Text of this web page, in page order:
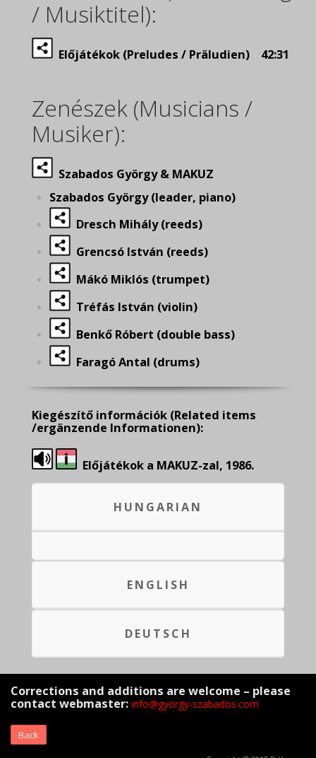
/ Musiktitel):
Előjátékok (Preludes / Präludien) 42:31
Zenészek (Musicians /
Musiker):
Szabados György & MAKUZ
Szabados György (leader, piano)
Dresch Mihály (reeds)
Grencsó István (reeds)
Mákó Miklós (trumpet)
Tréfás István (violin)
Benkő Róbert (double bass)
Faragó Antal (drums)
Kiegészítő információk (Related items
/ergänzende Informationen):
Előjátékok a MAKUZ-zal, 1986.
HUNGARIAN
ENGLISH
DEUTSCH
Corrections and additions are welcome – please
contact webmaster: info@györgy-szabados.com
Back